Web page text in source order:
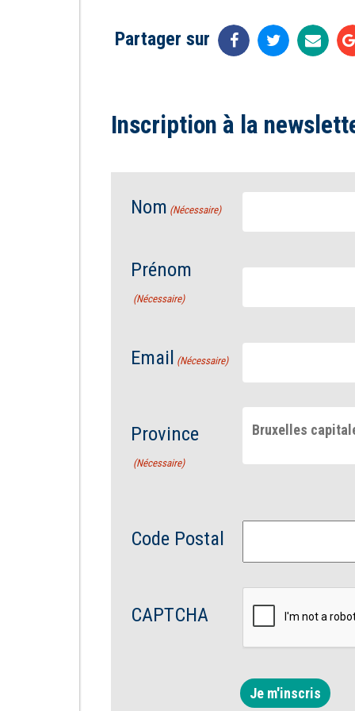
Partager sur
Inscription à la
Nom (Nécessaire)
Prénom
(Nécessaire)
Email (Nécessaire)
Province
(Nécessaire)
Bruxelles
Code Postal
CAPTCHA
Je m'inscris